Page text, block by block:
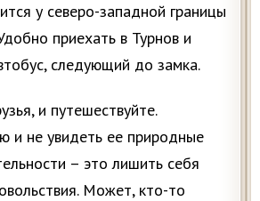
у северо-западной границы
приехать в Турнов и
следующий до замка.
и путешествуйте.
и не увидеть ее природные
– это лишить себя
Может, кто-то